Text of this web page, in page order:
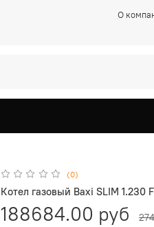
О
(0)
Котел газовый Baxi SLIM 1.230
188684.00 руб